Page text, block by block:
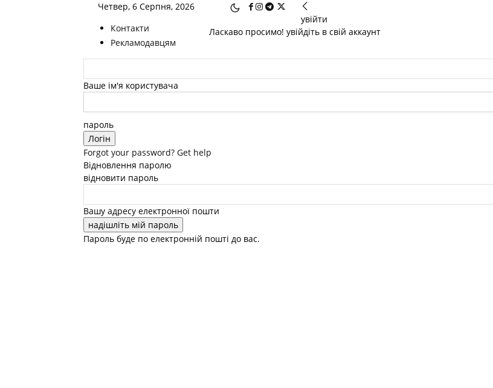
Четвер, 6 Серпня, 2026
Контакти
Рекламодавцям
увійти
Ласкаво просимо! увійдіть в свій аккаунт
Ваше ім'я користувача
пароль
Forgot your password? Get help
Відновлення паролю
відновити пароль
Вашу адресу електронної пошти
Пароль буде по електронній пошті до вас.